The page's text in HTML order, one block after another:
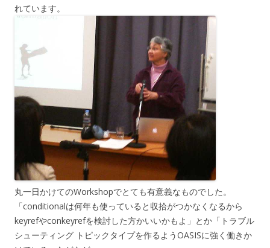
れています。
丸一日かけてのWorkshopでとても有意義なものでした。
「conditionalは何年も使っていると収拾がつかなくなるから
keyrefやconkeyrefを検討した方かいいかもよ」とか「トラブル
シューティング トピックタイプを作るようOASISに強く働きか